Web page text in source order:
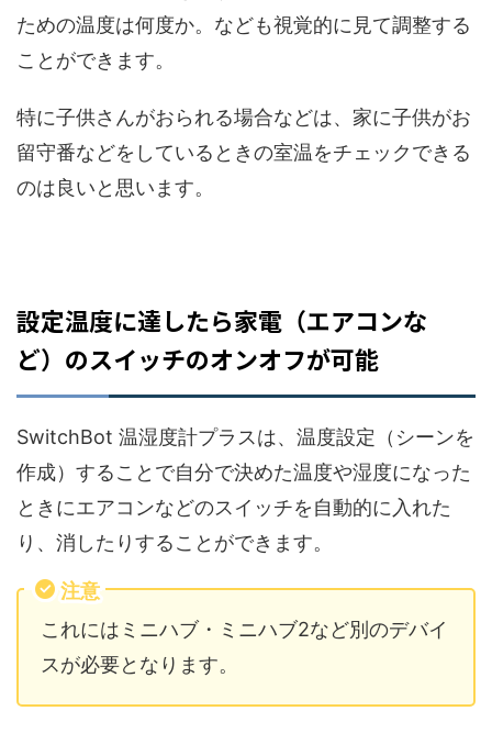
ための温度は何度か。なども視覚的に見て調整する
ことができます。
特に子供さんがおられる場合などは、家に子供がお
留守番などをしているときの室温をチェックできる
のは良いと思います。
設定温度に達したら家電（エアコンな
ど）のスイッチのオンオフが可能
SwitchBot 温湿度計プラスは、温度設定（シーンを
作成）することで自分で決めた温度や湿度になった
ときにエアコンなどのスイッチを自動的に入れた
り、消したりすることができます。
注意
これにはミニハブ・ミニハブ2など別のデバイ
スが必要となります。